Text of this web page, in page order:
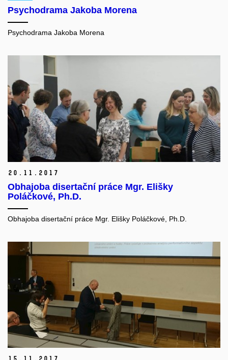
Psychodrama Jakoba Morena
Psychodrama Jakoba Morena
20. 11. 2017
Obhajoba disertační práce Mgr. Elišky
Poláčkové, Ph.D.
Obhajoba disertační práce Mgr. Elišky Poláčkové, Ph.D.